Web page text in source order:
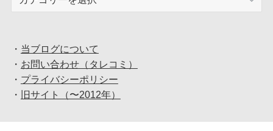
・ 当ブログについて
・ お問い合わせ（タレコミ）
・ プライバシーポリシー
・
旧サイト（〜2012年）